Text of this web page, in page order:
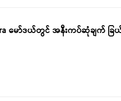
မော်ဒယ်တွင် အနီးကပ်ဆုံချက် ခ